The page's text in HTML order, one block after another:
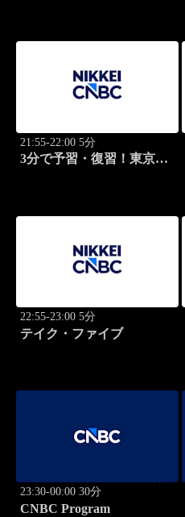
21:55-22:00 5分
3分で予習・復習！東京市
22:55-23:00 5分
テイク・ファイブ
23:30-00:00 30分
CNBC Program